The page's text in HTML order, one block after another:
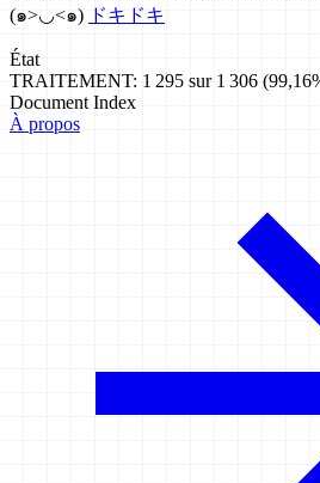
(๑>◡<๑) ドキドキ
État
TRAITEMENT: 1 295 sur 1 306
Document Index
À propos